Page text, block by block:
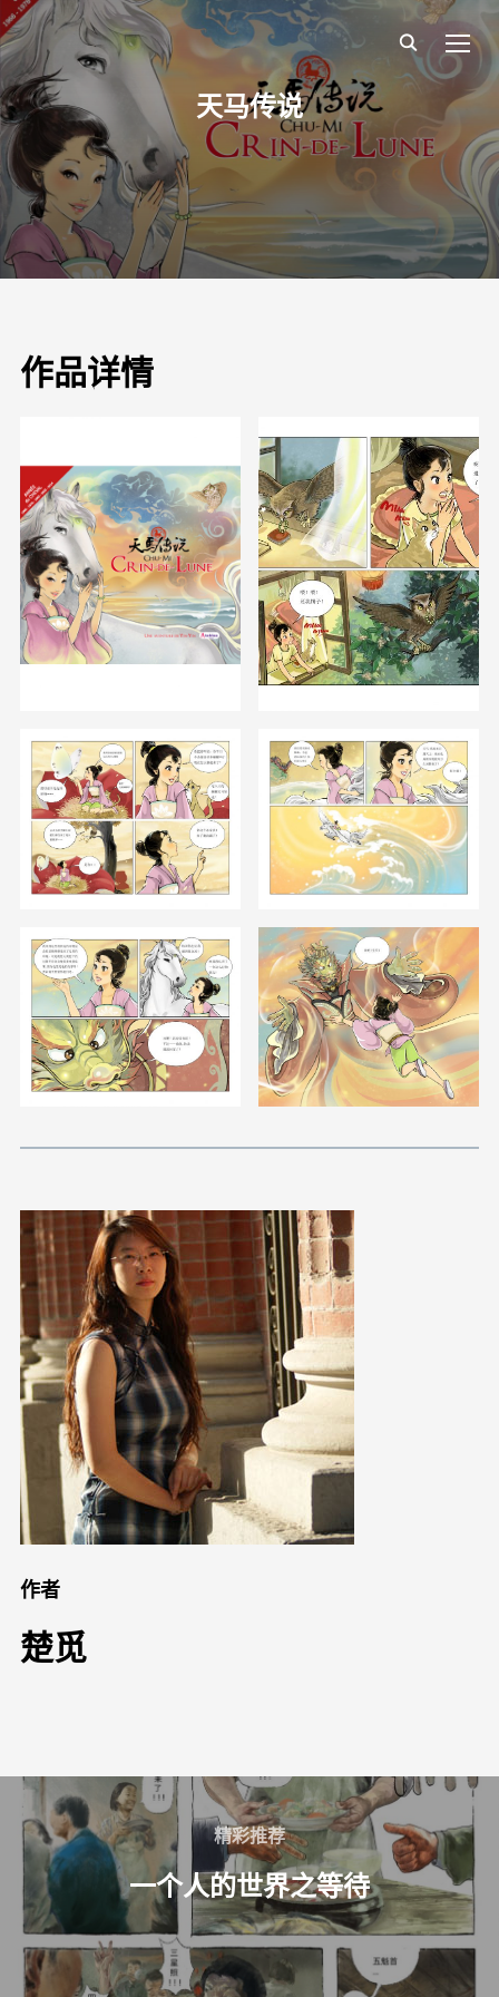
天马传说
作品详情
作者
楚觅
精彩推荐
一个人的世界之等待